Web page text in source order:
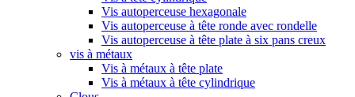
Vis autoperceuse hexagonale
Vis autoperceuse à tête ronde avec rondelle
Vis autoperceuse à tête plate à six pans creux
vis à métaux
Vis à métaux à tête plate
Vis à métaux à tête cylindrique